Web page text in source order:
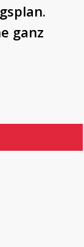
ganz